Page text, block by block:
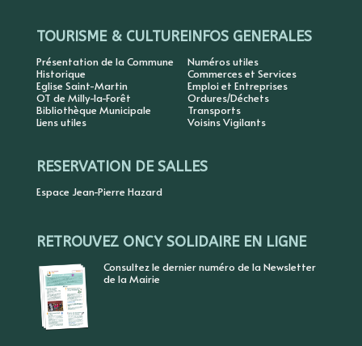
TOURISME & CULTURE
Présentation de la Commune
Historique
Eglise Saint-Martin
OT de Milly-la-Forêt
Bibliothèque Municipale
Liens utiles
INFOS GENERALES
Numéros utiles
Commerces et Services
Emploi et Entreprises
Ordures/Déchets
Transports
Voisins Vigilants
RESERVATION DE SALLES
Espace Jean-Pierre Hazard
RETROUVEZ ONCY SOLIDAIRE EN LIGNE
Consultez le dernier numéro de la Newsletter
de la Mairie